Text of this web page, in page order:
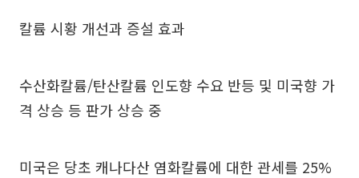
칼륨 시황 개선과 증설 효과
수산화칼륨/탄산칼륨 인도향 수요 반등 및 미국향 가
격 상승 등 판가 상승 중
미국은 당초 캐나다산 염화칼륨에 대한 관세를 25%